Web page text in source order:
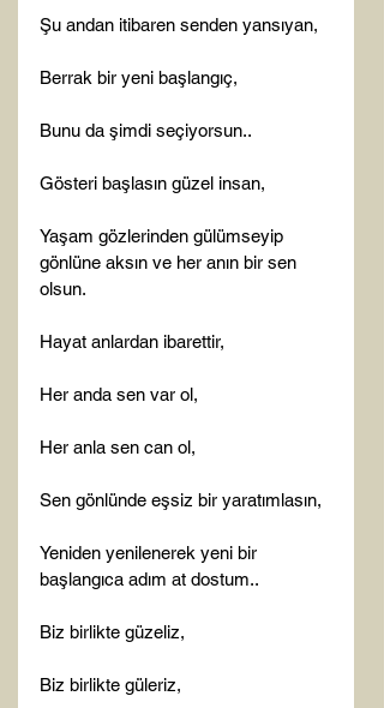
Şu andan itibaren senden yansıyan,
Berrak bir yeni başlangıç,
Bunu da şimdi seçiyorsun..
Gösteri başlasın güzel insan,
Yaşam gözlerinden gülümseyip
gönlüne aksın ve her anın bir sen
olsun.
Hayat anlardan ibarettir,
Her anda sen var ol,
Her anla sen can ol,
Sen gönlünde eşsiz bir yaratımlasın,
Yeniden yenilenerek yeni bir
başlangıca adım at dostum..
Biz birlikte güzeliz,
Biz birlikte güleriz,